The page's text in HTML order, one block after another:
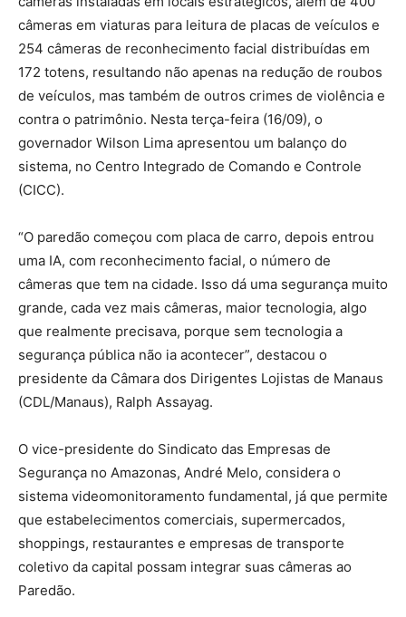
câmeras em viaturas para leitura de placas de veículos e
254 câmeras de reconhecimento facial distribuídas em
172 totens, resultando não apenas na redução de roubos
de veículos, mas também de outros crimes de violência e
contra o patrimônio. Nesta terça-feira (16/09), o
governador Wilson Lima apresentou um balanço do
sistema, no Centro Integrado de Comando e Controle
(CICC).
“O paredão começou com placa de carro, depois entrou
uma IA, com reconhecimento facial, o número de
câmeras que tem na cidade. Isso dá uma segurança muito
grande, cada vez mais câmeras, maior tecnologia, algo
que realmente precisava, porque sem tecnologia a
segurança pública não ia acontecer”, destacou o
presidente da Câmara dos Dirigentes Lojistas de Manaus
(CDL/Manaus), Ralph Assayag.
O vice-presidente do Sindicato das Empresas de
Segurança no Amazonas, André Melo, considera o
sistema videomonitoramento fundamental, já que permite
que estabelecimentos comerciais, supermercados,
shoppings, restaurantes e empresas de transporte
coletivo da capital possam integrar suas câmeras ao
Paredão.